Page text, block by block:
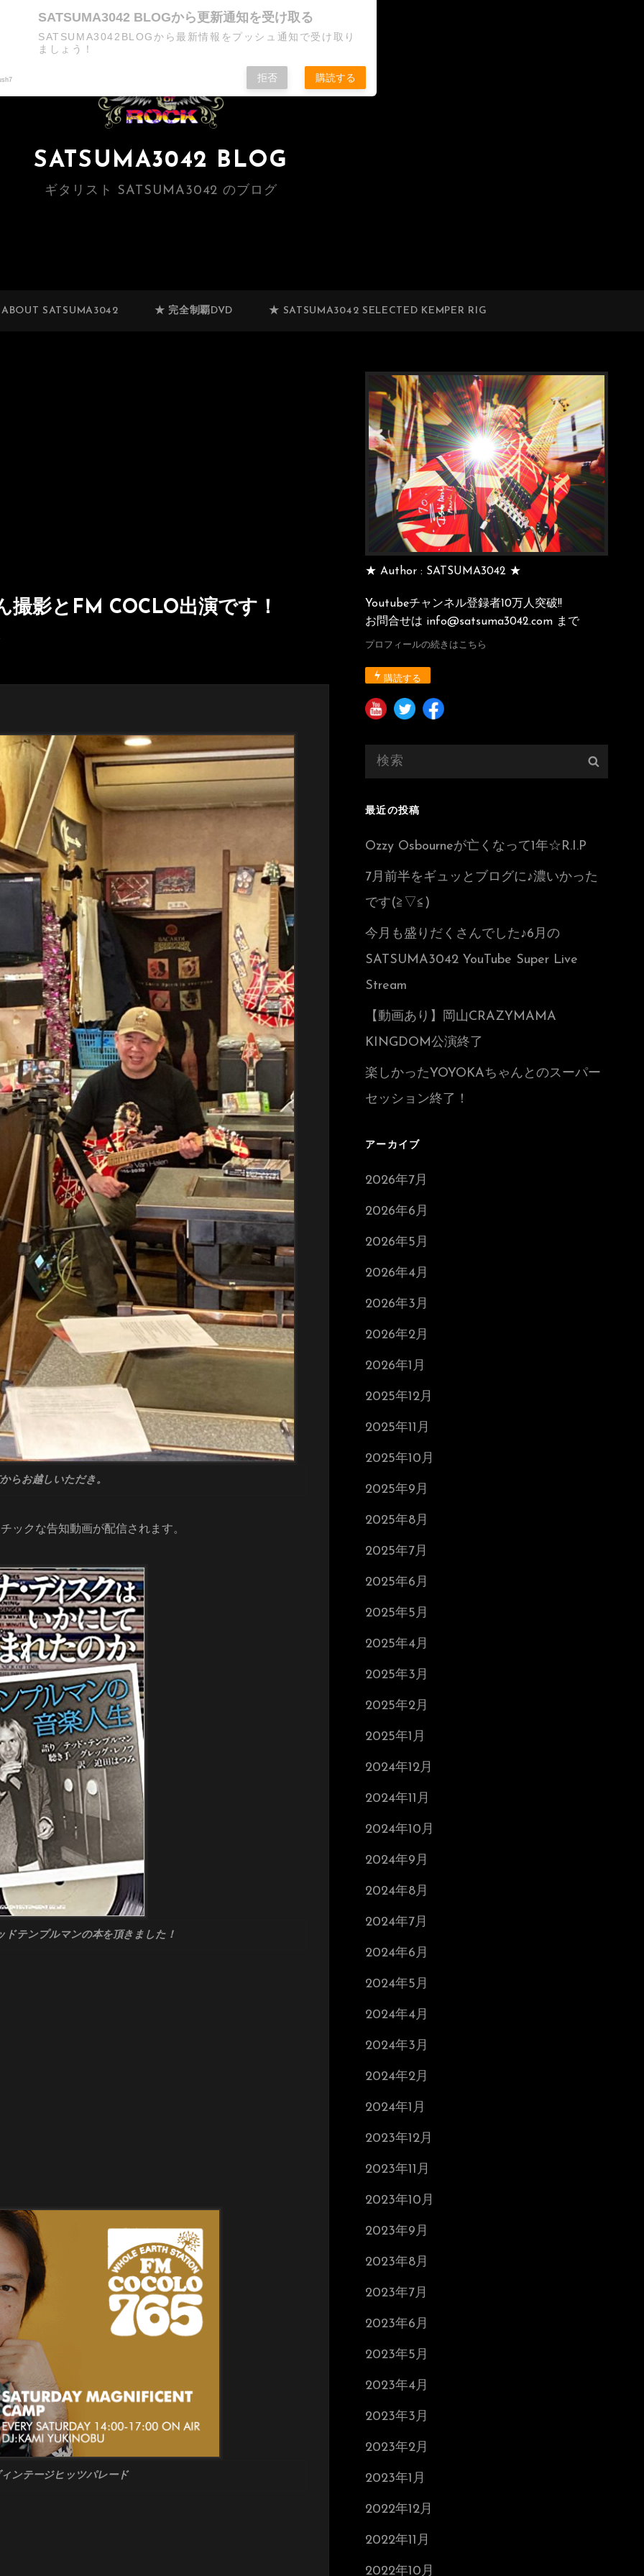
SATSUMA3042 BLOG
ギタリスト SATSUMA3042 のブログ
SATSUMA3042 ★ 完全制覇DVD ★ SATSUMA3042 SELECTED KEMPER RIG
影とFM COCLO出演です！
ミ
ュ
ッ
ク
ん
撮
影
と
COCLO
す！)
らお越しいただき。
ックな告知動画が配信されます。
テンプルマンの本を頂きました！
ンテージヒッツパレード
★ Author : SATSUMA3042 ★
Youtubeチャンネル登録者10万人突破!!
お問合せは info@satsuma3042.com まで
プロフィールの続きはこちら
購読する
索
最近の投稿
Ozzy Osbourneが亡くなって1年☆R.I.P
7月前半をギュッとブログに♪濃いかった
です(≧▽≦)
今月も盛りだくさんでした♪6月の
SATSUMA3042 YouTube Super Live
Stream
【動画あり】岡山CRAZYMAMA
KINGDOM公演終了
楽しかったYOYOKAちゃんとのスーパー
セッション終了！
アーカイブ
2026年7月
2026年6月
2026年5月
2026年4月
2026年3月
2026年2月
2026年1月
2025年12月
2025年11月
2025年10月
2025年9月
2025年8月
2025年7月
2025年6月
2025年5月
2025年4月
2025年3月
2025年2月
2025年1月
2024年12月
2024年11月
2024年10月
2024年9月
2024年8月
2024年7月
2024年6月
2024年5月
2024年4月
2024年3月
2024年2月
2024年1月
2023年12月
2023年11月
2023年10月
2023年9月
2023年8月
2023年7月
2023年6月
2023年5月
2023年4月
2023年3月
2023年2月
2023年1月
2022年12月
2022年11月
2022年10月
SATSUMA3042 BLOGから更新通知を受け取る
SATSUMA3042BLOGから最新情報をプッシュ通知で受け取り
ましょう！
拒否 購読する